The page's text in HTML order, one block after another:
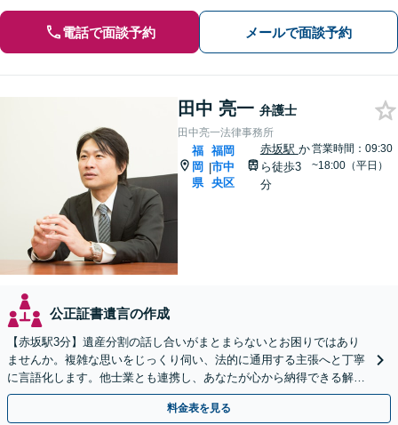
電話で面談予約 メールで面談予約
田中 亮一 弁護士
田中亮一法律事務所
福
岡
県
|
福岡
市中
央区
赤坂駅 か
ら徒歩3
分
営業時間：09:30
~18:00（平日）
公正証書遺言の作成
【赤坂駅3分】遺産分割の話し合いがまとまらないとお困りではあり
ませんか。複雑な思いをじっくり伺い、法的に通用する主張へと丁寧
に言語化します。他士業とも連携し、あなたが心から納得できる解決
を目指します。【初回相談無料】
料金表を見る